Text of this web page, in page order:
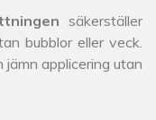
säkerställer
bubblor eller veck.
jämn applicering utan